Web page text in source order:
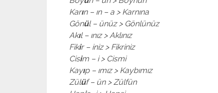
Karın – ın – a > Karnına
Gönül – ünüz > Gönlünüz
Akıl – ınız > Aklınız
Fikir – iniz > Fikriniz
Cisim – i > Cismi
Kayıp – ımız > Kaybımız
Zülüf – ün > Zülfün